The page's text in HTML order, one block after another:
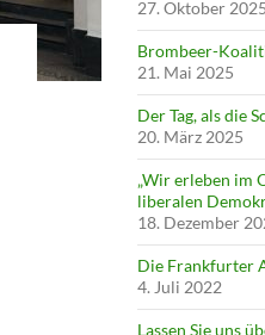
27. Oktober 2025
Brombeer-
21. Mai 2025
Der Tag, als die
20. März 2025
„Wir erleben im
liberalen
18. Dezember
Die Frankfurter
4. Juli 2022
Lassen Sie uns